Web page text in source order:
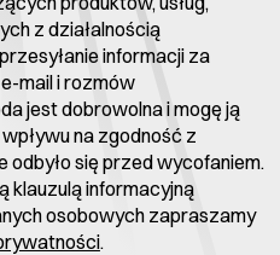
z działalnością
informacji za
mail i rozmów
jest dobrowolna i mogę ją
na zgodność z
się przed wycofaniem.
klauzulą informacyjną
osobowych zapraszamy
.